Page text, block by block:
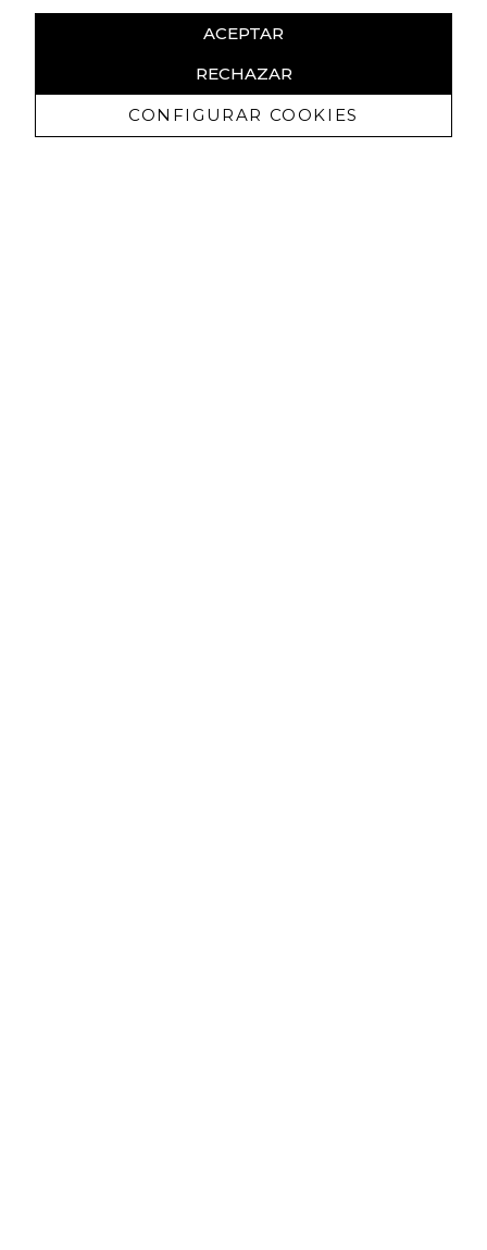
ACEPTAR
RECHAZAR
CONFIGURAR COOKIES